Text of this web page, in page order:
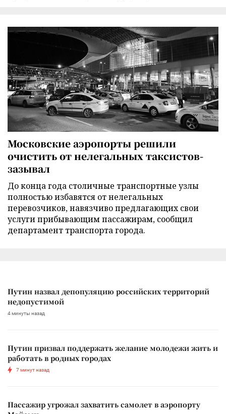
Московские аэропорты решили
очистить от нелегальных таксистов-
зазывал
До конца года столичные транспортные узлы
полностью избавятся от нелегальных
перевозчиков, навязчиво предлагающих свои
услуги прибывающим пассажирам, сообщил
департамент транспорта города.
Путин назвал депопуляцию российских территорий
недопустимой
4 минуты назад
Путин призвал поддержать желание молодежи жить и
работать в родных городах
7 минут назад
Пассажир угрожал захватить самолет в аэропорту